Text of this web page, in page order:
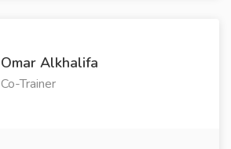
Omar Alkhalifa
Co-Trainer